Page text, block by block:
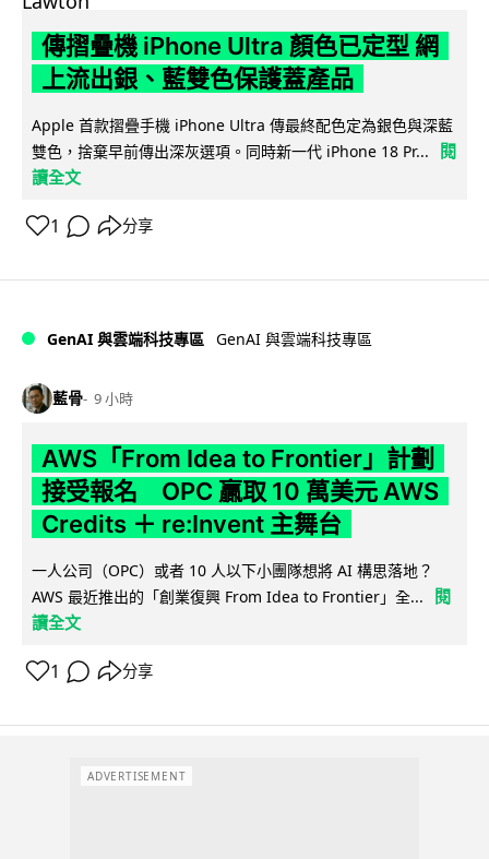
傳摺疊機 iPhone Ultra 顏色已定型 網
上流出銀、藍雙色保護蓋產品
Apple 首款摺疊手機 iPhone Ultra 傳最終配色定為銀色與深藍
雙色，捨棄早前傳出深灰選項。同時新一代 iPhone 18 Pr...
閱
讀全文
1 分享
GenAI 與雲端科技專區 GenAI 與雲端科技專區
藍骨 9 小時
AWS「From Idea to Frontier」計劃
接受報名 OPC 贏取 10 萬美元 AWS
Credits ＋ re:Invent 主舞台
一人公司（OPC）或者 10 人以下小團隊想將 AI 構思落地？
AWS 最近推出的「創業復興 From Idea to Frontier」全...
閱
讀全文
1 分享
ADVERTISEMENT